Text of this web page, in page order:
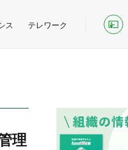
ス テレワーク
理